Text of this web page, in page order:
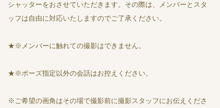
シャッターをおさせていただきます。その際は、メンバーとスタ
ッフは自由に対応いたしますのでご了承ください。
★※メンバーに触れての撮影はできません。
★※ポーズ指定以外の会話はお控えください。
※ご希望の画角はその場で撮影前に撮影スタッフにお伝えくださ